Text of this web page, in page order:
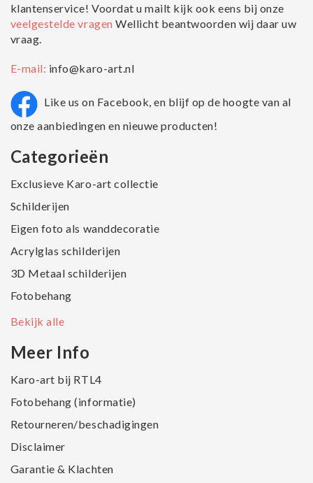
klantenservice! Voordat u mailt kijk ook eens bij onze
veelgestelde vragenWellicht beantwoorden wij daar uw
vraag.
E-mail: info@karo-art.nl
Like us on Facebook, en blijf op de hoogte van al
onze aanbiedingen en nieuwe producten!
Categorieën
Exclusieve Karo-art collectie
Schilderijen
Eigen foto als wanddecoratie
Acrylglas schilderijen
3D Metaal schilderijen
Fotobehang
Bekijk alle
Meer Info
Karo-art bij RTL4
Fotobehang (informatie)
Retourneren/beschadigingen
Disclaimer
Garantie & Klachten